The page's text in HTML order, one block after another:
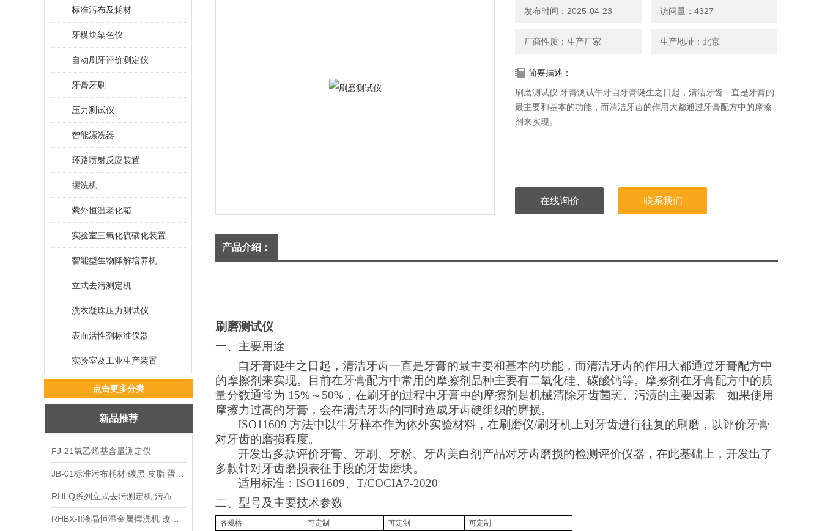
标准污布及耗材
牙模块染色仪
自动刷牙评价测定仪
牙膏牙刷
压力测试仪
智能漂洗器
环路喷射反应装置
摆洗机
紫外恒温老化箱
实验室三氧化硫磺化装置
智能型生物降解培养机
立式去污测定机
洗衣凝珠压力测试仪
表面活性剂标准仪器
实验室及工业生产装置
点击更多分类
新品推荐
FJ-21氧乙烯基含量测定仪
发布时间：2025-04-23 访问量：4327
厂商性质：生产厂家 生产地址：北京
简要描述：
刷磨测试仪 牙膏测试牛牙自牙膏诞生之日起，清洁牙齿一直是牙膏的
最主要和基本的功能，而清洁牙齿的作用大都通过牙膏配方中的摩擦
剂来实现。
在线询价 联系我们
产品介绍：
刷磨测试仪
一、主要用途
自牙膏诞生之日起，清洁牙齿一直是牙膏的最主要和基本的功能，而清洁牙齿的作用大都通过牙膏配方中
的摩擦剂来实现。目前在牙膏配方中常用的摩擦剂品种主要有二氧化硅、碳酸钙等。摩擦剂在牙膏配方中的质
量分数通常为 15%～ 50% ，在刷牙的过程中牙膏中的摩擦剂是机械清除牙齿菌斑、污渍的主要因素。如果使用
摩擦力过高的牙膏，会在清洁牙齿的同时造成牙齿硬组织的磨损。
ISO11609 方法中以牛牙样本作为体外实验材料，在刷磨仪/刷牙机上对牙齿进行往复的刷磨，以评价牙膏
对牙齿的磨损程度。
开发出多款评价牙膏、牙刷、牙粉、牙齿美白剂产品对牙齿磨损的检测评价仪器，在此基础上，开发出了
多款针对牙齿磨损表征手段的牙齿磨块。
适用标准： ISO11609、 T/COCIA7-2020
二、型号及主要技术参数
各规格 可定制 可定制 可定制